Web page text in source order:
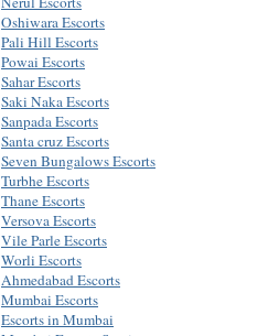
Oshiwara Escorts
Pali Hill Escorts
Powai Escorts
Sahar Escorts
Saki Naka Escorts
Sanpada Escorts
Santa cruz Escorts
Seven Bungalows Escorts
Turbhe Escorts
Thane Escorts
Versova Escorts
Vile Parle Escorts
Worli Escorts
Ahmedabad Escorts
Mumbai Escorts
Escorts in Mumbai